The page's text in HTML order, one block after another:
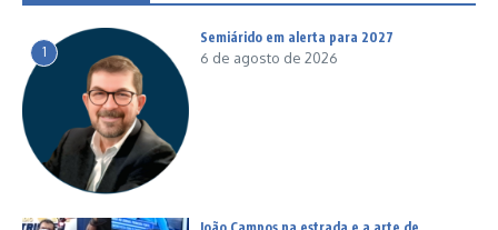
1
Semiárido em alerta para 2027
6 de agosto de 2026